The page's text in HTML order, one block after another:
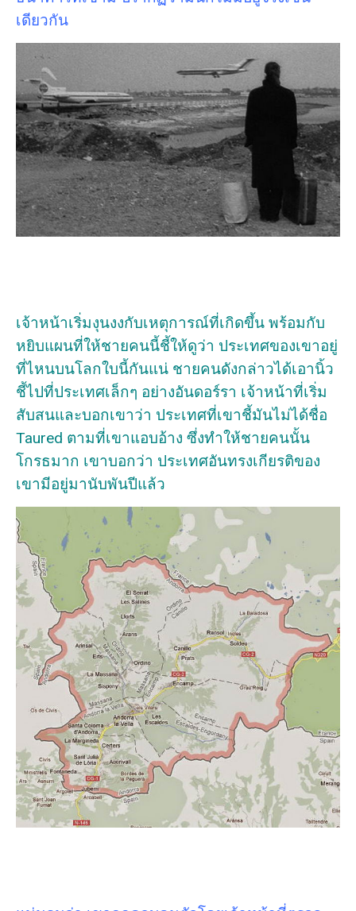
เดียวกัน
เจ้าหน้าเริ่มงุนงงกับเหตุการณ์ที่เกิดขึ้น พร้อมกับ
หยิบแผนที่ให้ชายคนนี้ชี้ให้ดูว่า ประเทศของเขาอยู่
ที่ไหนบนโลกใบนี้กันแน่ ชายคนดังกล่าวได้เอานิ้ว
ชี้ไปที่ประเทศเล็กๆ อย่างอันดอร์รา เจ้าหน้าที่เริ่ม
สับสนและบอกเขาว่า ประเทศที่เขาชี้มันไม่ได้ชื่อ
Taured ตามที่เขาแอบอ้าง ซึ่งทำให้ชายคนนั้น
โกรธมาก เขาบอกว่า ประเทศอันทรงเกียรติของ
เขามีอยู่มานับพันปีแล้ว